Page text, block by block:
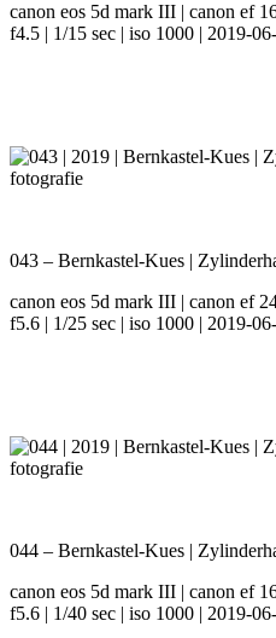
canon eos 5d mark III | canon ef
f4.5 | 1/15 sec | iso 1000 | 2019-
043 – Bernkastel-Kues |
canon eos 5d mark III | canon ef
f5.6 | 1/25 sec | iso 1000 | 2019-
044 – Bernkastel-Kues |
canon eos 5d mark III | canon ef
f5.6 | 1/40 sec | iso 1000 | 2019-